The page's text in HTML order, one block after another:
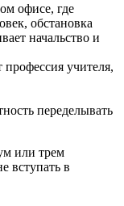
офисе, где
обстановка
начальство и
учителя,
переделывать
или трем
вступать в